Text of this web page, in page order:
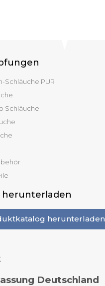
Schläuche PUR
Schläuche
herunterladen
herunterladen
Deutschland